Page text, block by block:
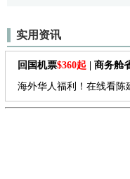
实用资讯
回国机票$360起 | 商务舱
海外华人福利！在线看陈